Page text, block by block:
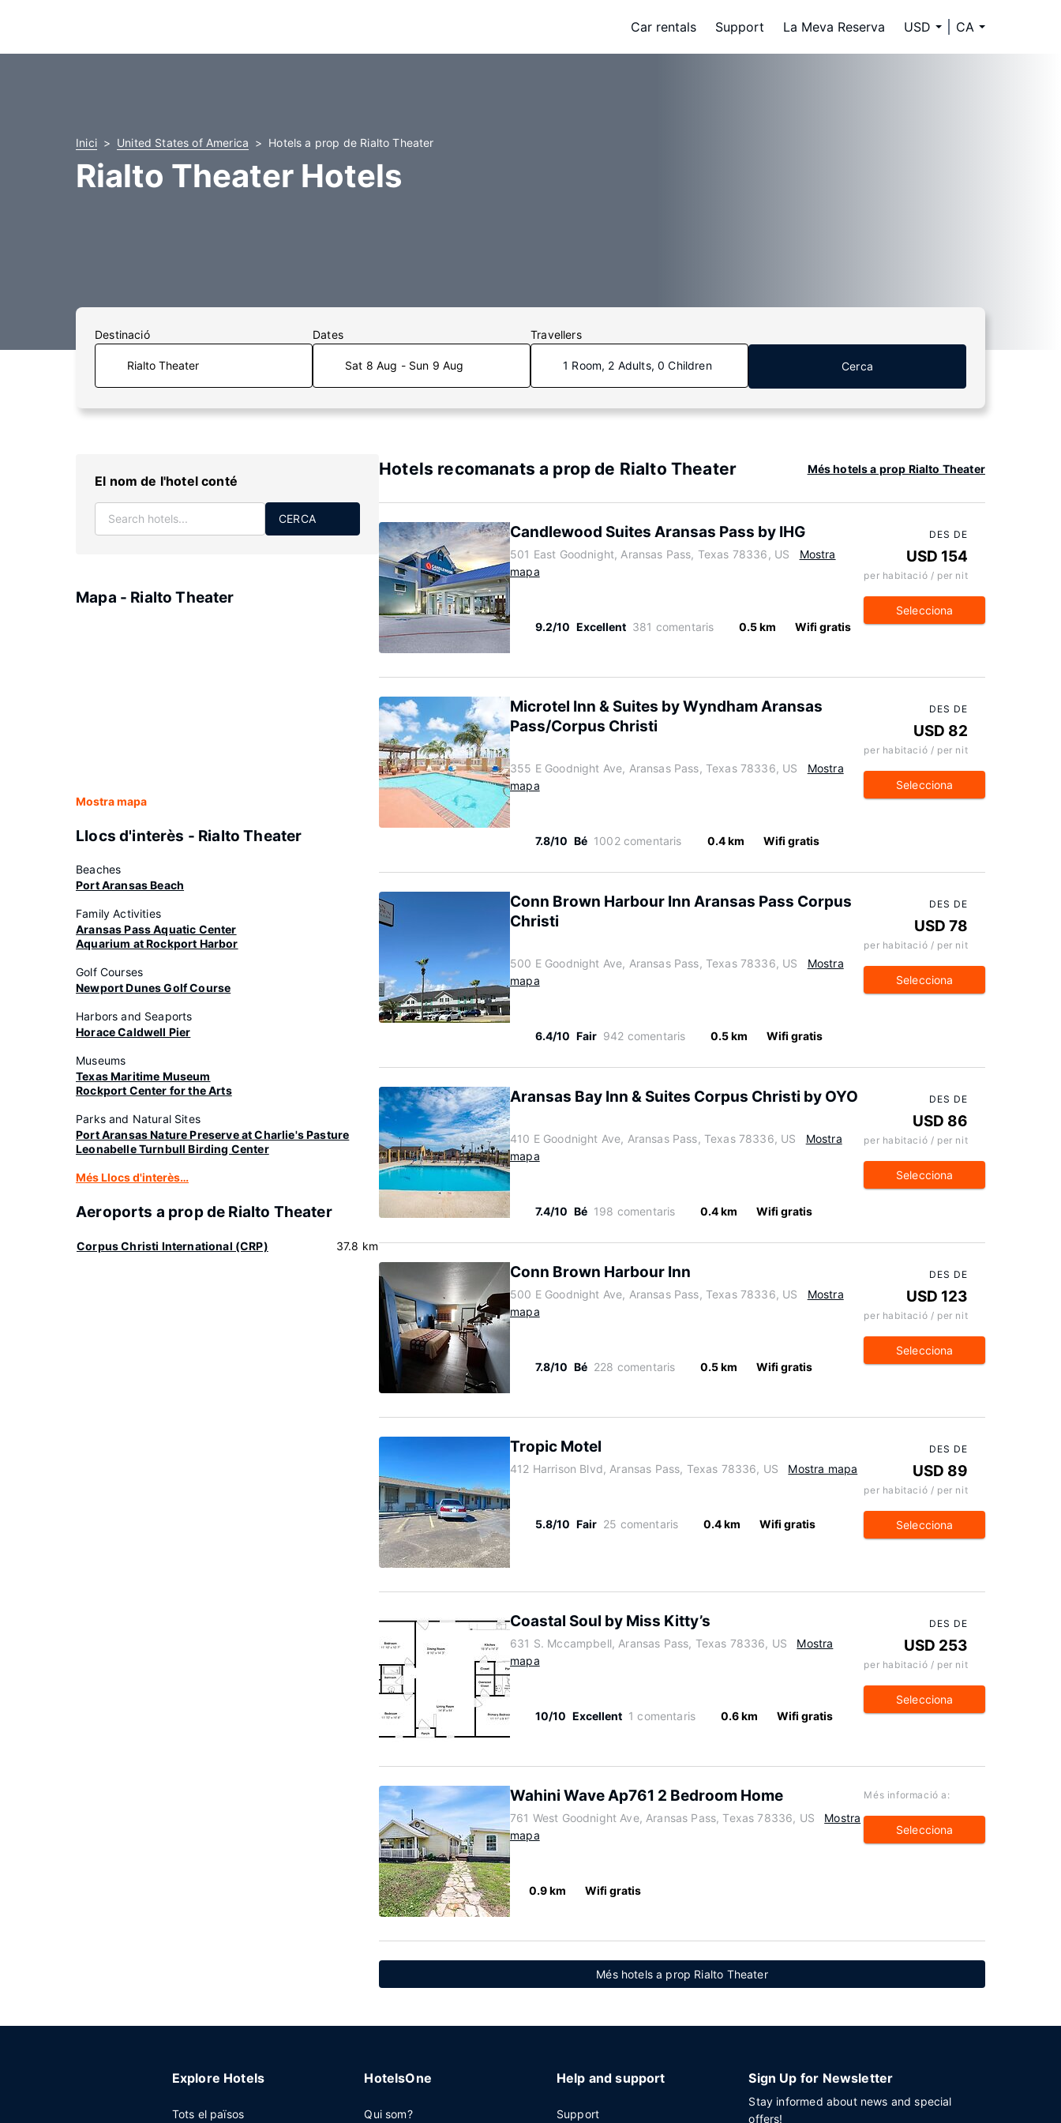
Car rentals Support La Meva Reserva USD CA
Inici United States of America Hotels a prop de Rialto Theater
Rialto Theater Hotels
Destinació Dates
Sat 8 Aug - Sun 9 Aug
Travellers
1 Room, 2 Adults, 0 Children Cerca
El nom de l'hotel conté
CERCA
Mapa - Rialto Theater
Mostra mapa
Llocs d'interès - Rialto Theater
Beaches
Port Aransas Beach
Family Activities
Aransas Pass Aquatic Center
Aquarium at Rockport Harbor
Golf Courses
Newport Dunes Golf Course
Harbors and Seaports
Horace Caldwell Pier
Museums
Texas Maritime Museum
Rockport Center for the Arts
Parks and Natural Sites
Port Aransas Nature Preserve at Charlie's Pasture
Leonabelle Turnbull Birding Center
Més Llocs d'interès…
Aeroports a prop de Rialto Theater
Corpus Christi International (CRP) 37.8 km
Hotels recomanats a prop de Rialto Theater Més hotels a prop Rialto Theater
Candlewood Suites Aransas Pass by IHG
501 East Goodnight, Aransas Pass, Texas 78336, US
Mostra
mapa
9.2/10 Excellent 381 comentaris 0.5 km Wifi gratis
DES DE
USD 154
per habitació / per nit
Selecciona
Microtel Inn & Suites by Wyndham Aransas
Pass/Corpus Christi
355 E Goodnight Ave, Aransas Pass, Texas 78336, US
Mostra
mapa
7.8/10 Bé 1002 comentaris 0.4 km Wifi gratis
DES DE
USD 82
per habitació / per nit
Selecciona
Conn Brown Harbour Inn Aransas Pass Corpus
Christi
500 E Goodnight Ave, Aransas Pass, Texas 78336, US
Mostra
mapa
6.4/10 Fair 942 comentaris 0.5 km Wifi gratis
DES DE
USD 78
per habitació / per nit
Selecciona
Aransas Bay Inn & Suites Corpus Christi by OYO
410 E Goodnight Ave, Aransas Pass, Texas 78336, US
Mostra
mapa
7.4/10 Bé 198 comentaris 0.4 km Wifi gratis
DES DE
USD 86
per habitació / per nit
Selecciona
Conn Brown Harbour Inn
500 E Goodnight Ave, Aransas Pass, Texas 78336, US
Mostra
mapa
7.8/10 Bé 228 comentaris 0.5 km Wifi gratis
DES DE
USD 123
per habitació / per nit
Selecciona
Tropic Motel
412 Harrison Blvd, Aransas Pass, Texas 78336, US Mostra mapa
5.8/10 Fair 25 comentaris 0.4 km Wifi gratis
DES DE
USD 89
per habitació / per nit
Selecciona
Coastal Soul by Miss Kitty’s
631 S. Mccampbell, Aransas Pass, Texas 78336, US
Mostra
mapa
10/10 Excellent 1 comentaris 0.6 km Wifi gratis
DES DE
USD 253
per habitació / per nit
Selecciona
Wahini Wave Ap761 2 Bedroom Home
761 West Goodnight Ave, Aransas Pass, Texas 78336, US
Mostra
mapa
0.9 km Wifi gratis
Més informació a:
Selecciona
Més hotels a prop Rialto Theater
Explore Hotels
Tots el països
HotelsOne
Qui som?
Help and support
Support
Sign Up for Newsletter
Stay informed about news and special
offers!